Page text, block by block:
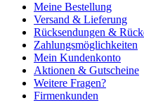
Meine Bestellung
Versand & Lieferung
Rücksendungen &
Zahlungsmöglichkeiten
Mein Kundenkonto
Aktionen & Gutscheine
Weitere Fragen?
Firmenkunden